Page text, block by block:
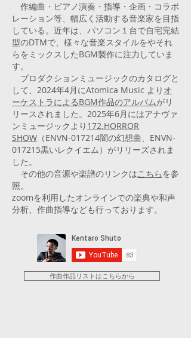
作編曲・ピアノ演奏・指導・企画・コラボ
レーション等、幅広く活動する音楽家を目指
している。近年は、パソコン１台で自宅完結
型のDTMで、様々な音楽スタイルをやそれ
らをミックスしたBGM製作に注力していま
す。
プロダクションミュージックのカタログと
して、2024年4月にAtomica Music より オ
ーケストラによるBGM作品のアルバムがリ
リースされました。2025年6月にはアナヴァ
ンミュージックより 172.HORROR
SHOW （ENVN-017214闇の幻想曲、ENVN-
017215黒いレクイエム）がリリーズされま
した。
​ その他の音源や楽譜のリンクはこちらを参
照。
zoomを利用したオンラインでの楽典や和声
分析、作曲指導なども行っております。
作曲作品リストはこちらから